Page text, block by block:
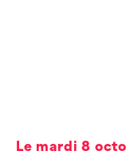
Le mardi 8